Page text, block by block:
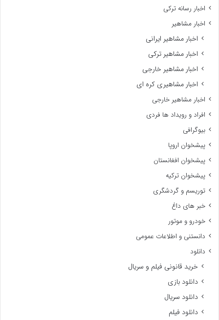
اخبار رسانه ترکی
اخبار مشاهیر
اخبار مشاهیر ایرانی
اخبار مشاهیر ترکی
اخبار مشاهیر خارجی
اخبار مشاهیری کره ای
اخبار مشاهیر خارجی
افراد و رویداد ها فردی
بیوگرافی
پیشخوان اروپا
پیشخوان افغانستان
پیشخوان ترکیه
توریسم و گردشگری
خبر های داغ
خودرو و موتور
دانستنی و اطلاعات عمومی
دانلود
خرید قانونی فیلم و سریال
دانلود بازی
دانلود سریال
دانلود فیلم